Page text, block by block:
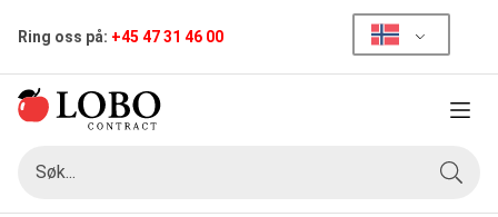
Ring oss på: +45 47 31 46 00
Meny
Søk